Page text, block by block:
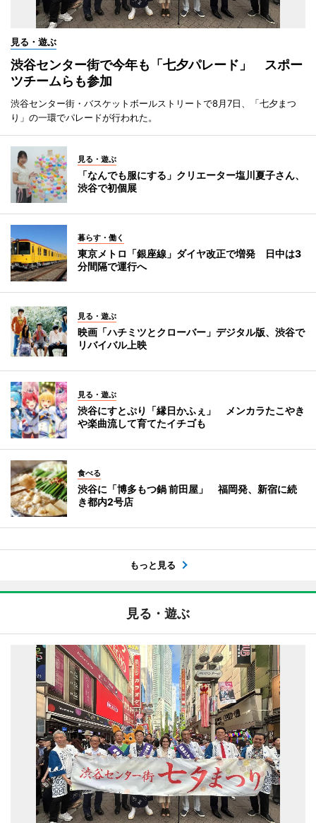
見る・遊ぶ
渋谷センター街で今年も「七夕パレード」 スポー
ツチームらも参加
渋谷センター街・バスケットボールストリートで8月7日、「七夕まつ
り」の一環でパレードが行われた。
見る・遊ぶ
「なんでも服にする」クリエーター塩川夏子さん、
渋谷で初個展
暮らす・働く
東京メトロ「銀座線」ダイヤ改正で増発 日中は3
分間隔で運行へ
見る・遊ぶ
映画「ハチミツとクローバー」デジタル版、渋谷で
リバイバル上映
見る・遊ぶ
渋谷にすとぷり「縁日かふぇ」 メンカラたこやき
や楽曲流して育てたイチゴも
食べる
渋谷に「博多もつ鍋 前田屋」 福岡発、新宿に続
き都内2号店
もっと見る
見る・遊ぶ